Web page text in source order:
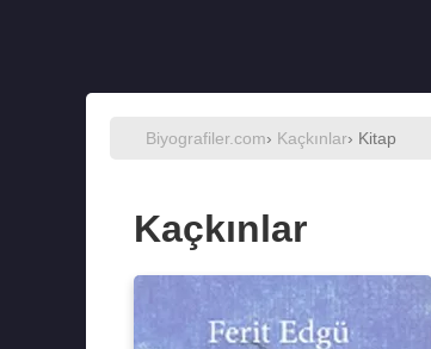
Biyografiler.com› Kaçkınlar› Kitap
Kaçkınlar